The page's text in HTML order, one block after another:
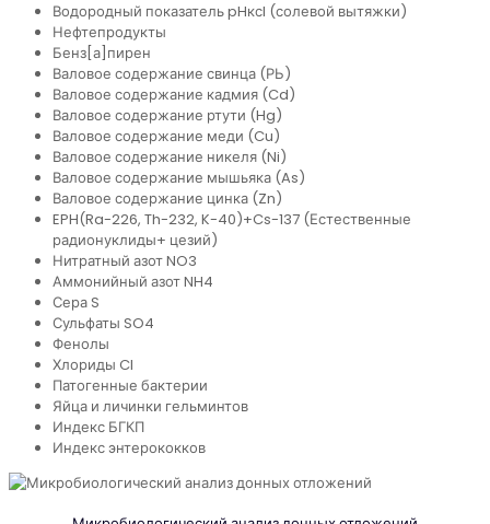
Водородный показатель pHксl (солевой вытяжки)
Нефтепродукты
Бенз[а]пирен
Валовое содержание свинца (РЬ)
Валовое содержание кадмия (Cd)
Валовое содержание ртути (Hg)
Валовое содержание меди (Cu)
Валовое содержание никеля (Ni)
Валовое содержание мышьяка (As)
Валовое содержание цинка (Zn)
EPH(Ra-226, Th-232, K-40)+Cs-137 (Естественные
радионуклиды+ цезий)
Нитратный азот NO3
Аммонийный азот NH4
Сера S
Сульфаты SO4
Фенолы
Хлориды CI
Патогенные бактерии
Яйца и личинки гельминтов
Индекс БГКП
Индекс энтерококков